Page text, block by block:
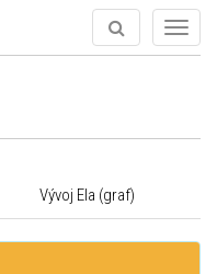
Vývoj Ela (graf)